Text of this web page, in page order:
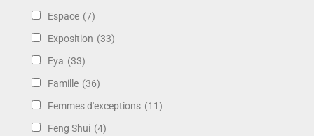
Espace (7)
Exposition (33)
Eya (33)
Famille (36)
Femmes d'exceptions (11)
Feng Shui (4)